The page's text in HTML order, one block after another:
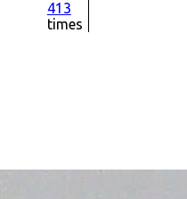
413
times